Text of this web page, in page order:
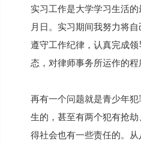
实习工作是大学学习生活
月日。实习期间我努力将
遵守工作纪律，认真完成
态，对律师事务所运作的
再有一个问题就是青少年
生的，甚至有两个犯有抢
得社会也有一些责任的。